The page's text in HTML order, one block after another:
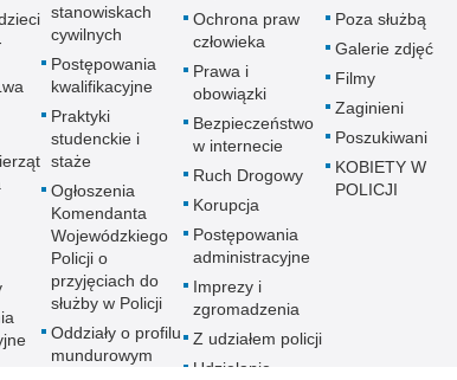
stanowiskach
cywilnych
Postępowania
kwalifikacyjne
Praktyki
studenckie i
staże
Ogłoszenia
Komendanta
Wojewódzkiego
Policji o
przyjęciach do
służby w Policji
Oddziały o profilu
mundurowym
Ochrona praw
człowieka
Prawa i
obowiązki
Bezpieczeństwo
w internecie
Ruch Drogowy
Korupcja
Postępowania
administracyjne
Imprezy i
zgromadzenia
Z udziałem policji
Udzielanie
Poza służbą
Galerie zdjęć
Filmy
Zaginieni
Poszukiwani
KOBIETY W
POLICJI